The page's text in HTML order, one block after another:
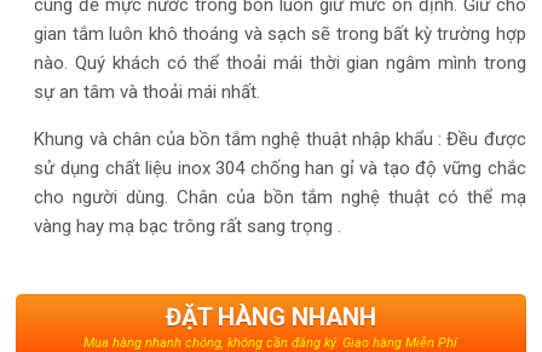
cùng để mực nước trong bồn luôn giữ mức ổn định. Giữ cho
gian tắm luôn khô thoáng và sạch sẽ trong bất kỳ trường hợp
nào. Quý khách có thể thoải mái thời gian ngâm mình trong
sự an tâm và thoải mái nhất.
Khung và chân của bồn tắm nghệ thuật nhập khẩu : Đều được
sử dụng chất liệu inox 304 chống han gỉ và tạo độ vững chắc
cho người dùng. Chân của bồn tắm nghệ thuật có thể mạ
vàng hay mạ bạc trông rất sang trọng .
ĐẶT HÀNG NHANH
Mua hàng nhanh chóng, không cần đăng ký. Giao hàng Miễn Phí